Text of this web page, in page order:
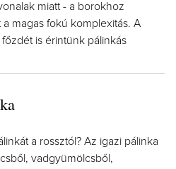
miatt - a borokhoz
a magas fokú komplexitás. A
is érintünk pálinkás
a rossztól? Az igazi pálinka
vadgyümölcsből,